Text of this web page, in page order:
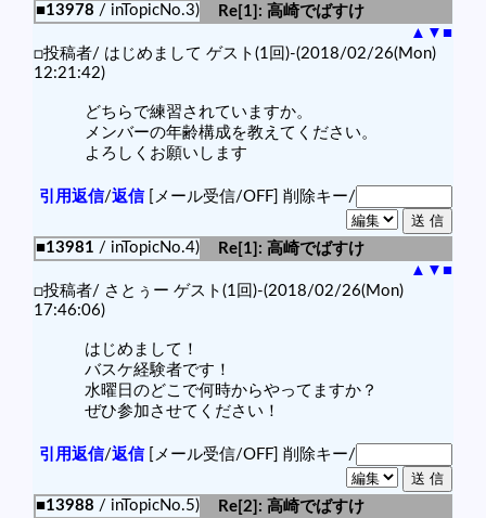
■13978 / inTopicNo.3)
Re[1]: 高崎でばすけ
▲ ▼ ■
□投稿者/ はじめまして ゲスト(1回)-(2018/02/26(Mon)
12:21:42)
どちらで練習されていますか。
メンバーの年齢構成を教えてください。
よろしくお願いします
引用返信/返信[メール受信/OFF] 削除キー/
■13981 / inTopicNo.4)
Re[1]: 高崎でばすけ
▲ ▼ ■
□投稿者/ さとぅー ゲスト(1回)-(2018/02/26(Mon)
17:46:06)
はじめまして！
バスケ経験者です！
水曜日のどこで何時からやってますか？
ぜひ参加させてください！
引用返信/返信[メール受信/OFF] 削除キー/
■13988 / inTopicNo.5)
Re[2]: 高崎でばすけ